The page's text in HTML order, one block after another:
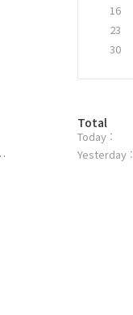
16
23
30
방
문
자
Total
Today :
Yesterday :